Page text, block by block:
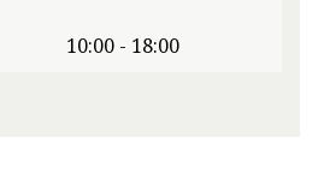
10:00 - 18:00